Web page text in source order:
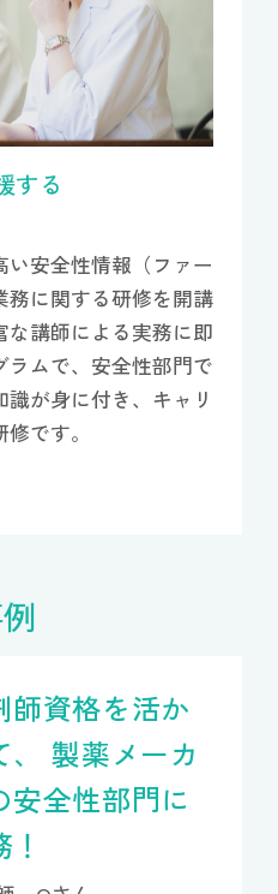
する
安全性情報（ファー
務に関する研修を開講
な講師による実務に即
ラムで、安全性部門で
が身に付き、キャリ
です。
師資格を活か
製薬メーカ
安全性部門に